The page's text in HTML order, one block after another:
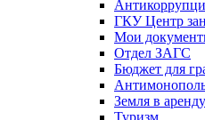
ГКУ Центр
Мои
Отдел ЗАГС
Бюджет для
Земля в аренду
Туризм